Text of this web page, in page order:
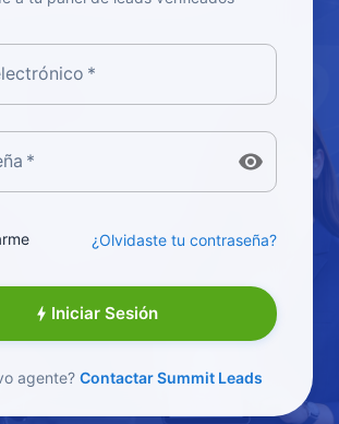
*
*
¿Olvidaste tu contraseña?
Iniciar Sesión
agente? Contactar Summit Leads